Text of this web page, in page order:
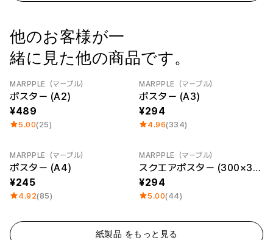
他のお客様が一
緒に見た他の商品です。
MARPPLE（マープル）
ポスター (A2)
489
5.00(25)
Category Best
MARPPLE（マープル）
ポスター (A3)
294
4.96(334)
MARPPLE（マープル）
ポスター (A4)
245
4.92(85)
MARPPLE（マープル）
スクエアポスター (300×300)
294
5.00(44)
紙製品 をもっと見る
サービス紹介
日本語
素材
ポリエステル
綿/ポリエステル
ダウンジャケット
キュレーション
団体Tシャツ
レビューBEST
様々なカラー
パンツ
四季別必須アイテム